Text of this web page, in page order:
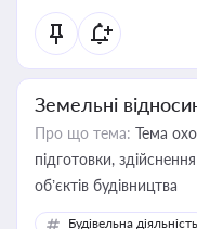
Земельні
Про що тема: Тема
підготовки,
об’єктів будівництва
Будівельна діяльність